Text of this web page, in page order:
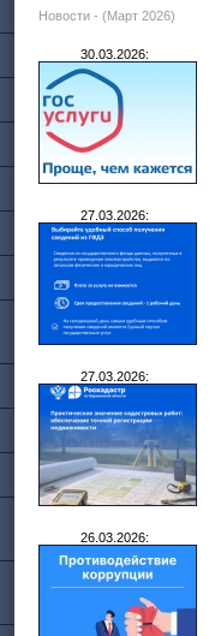
Новости - (Март 2026)
30.03.2026:
27.03.2026:
27.03.2026:
26.03.2026: